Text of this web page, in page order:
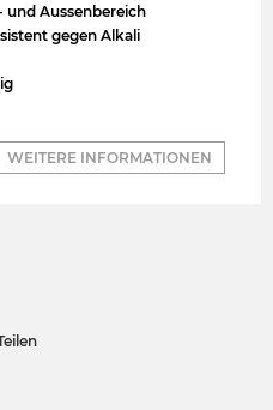
und Aussenbereich
gegen Alkali
WEITERE INFORMATIONEN